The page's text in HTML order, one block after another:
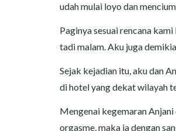
udah mulai loyo dan
Paginya sesuai rencana
tadi malam. Aku juga
Sejak kejadian itu, aku dan
di hotel yang dekat wilayah
Mengenai kegemaran
orgasme, maka ia dengan